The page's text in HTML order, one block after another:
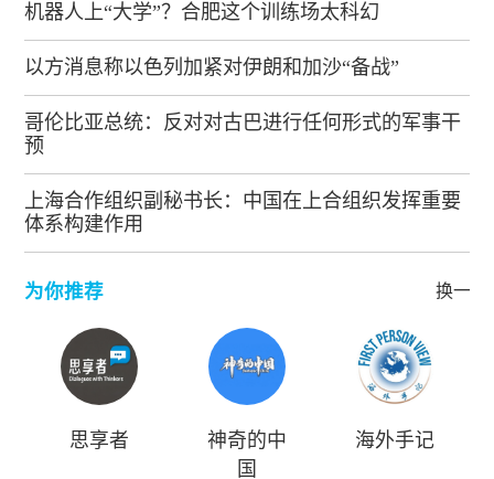
机器人上“大学”？合肥这个训练场太科幻
以方消息称以色列加紧对伊朗和加沙“备战”
哥伦比亚总统：反对对古巴进行任何形式的军事干
预
上海合作组织副秘书长：中国在上合组织发挥重要
体系构建作用
为你推荐 换一批
思享者
神奇的中
国
海外手记